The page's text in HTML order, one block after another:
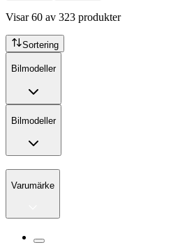
Visar60 av 323 produkter
Sortering
Bilmodeller
Bilmodeller
Varumärke